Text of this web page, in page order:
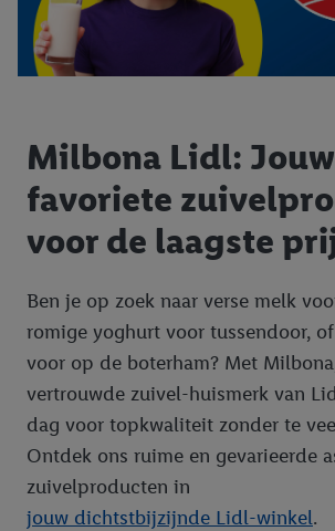
Milbona Lidl: Jouw
favoriete
voor de laagste
Ben je op zoek naar verse melk
romige yoghurt voor tussendoor,
voor op de boterham? Met
vertrouwde zuivel-huismerk van
dag voor topkwaliteit zonder te
Ontdek ons ruime en gevarieerde
zuivelproducten in
jouw dichtstbijzijnde Lidl-winkel.